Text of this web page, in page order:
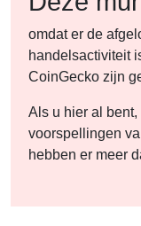
omdat er de
handelsactiviteit
CoinGecko zijn
Als u hier al
voorspellingen
hebben er meer